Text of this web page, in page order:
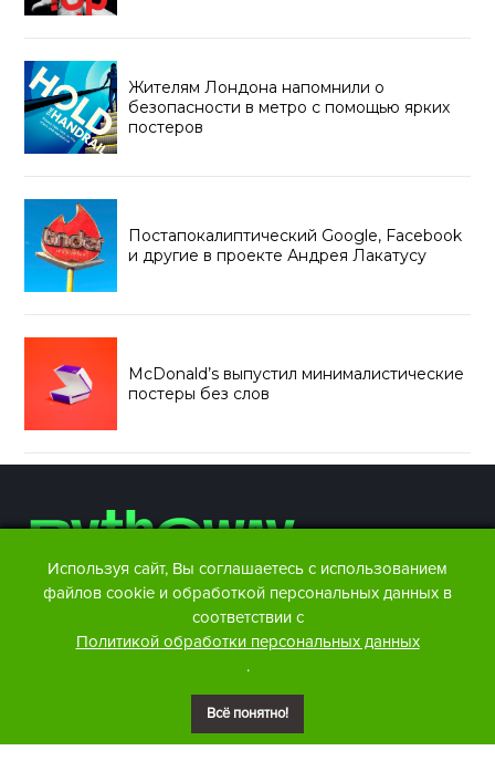
Жителям Лондона напомнили о
безопасности в метро с помощью ярких
постеров
Постапокалиптический Google, Facebook
и другие в проекте Андрея Лакатусу
McDonald’s выпустил минималистические
постеры без слов
Контакты редакции:
Facebook
Youtube
Используя сайт, Вы соглашаетесь с использованием
файлов cookie и обработкой персональных данных в
соответствии с
Политикой обработки персональных данных
.
Всё понятно!